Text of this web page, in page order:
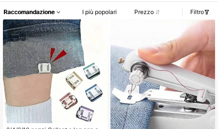
Raccomandazione I più popolari Prezzo Filtro